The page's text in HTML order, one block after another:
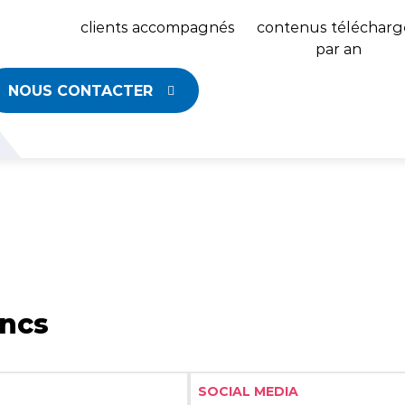
clients accompagnés
contenus
par an
NOUS CONTACTER
Liste des tags
SOCIAL MEDIA